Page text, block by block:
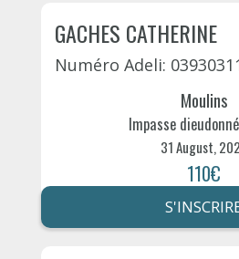
GACHES CATHERINE
Numéro Adeli:
Moulins
Impasse
31 August,
110€